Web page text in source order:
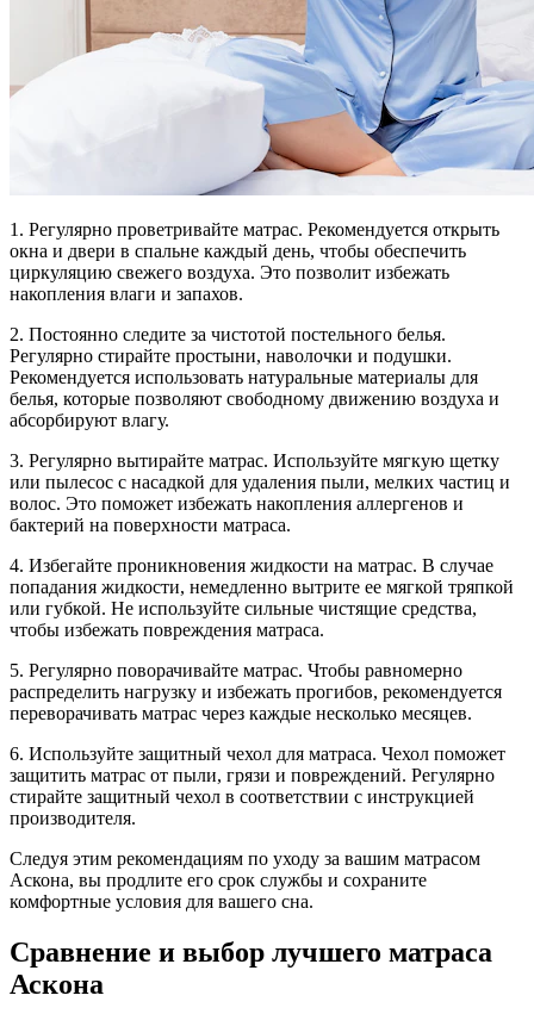
1. Регулярно проветривайте матрас. Рекомендуется открыть
окна и двери в спальне каждый день, чтобы обеспечить
циркуляцию свежего воздуха. Это позволит избежать
накопления влаги и запахов.
2. Постоянно следите за чистотой постельного белья.
Регулярно стирайте простыни, наволочки и подушки.
Рекомендуется использовать натуральные материалы для
белья, которые позволяют свободному движению воздуха и
абсорбируют влагу.
3. Регулярно вытирайте матрас. Используйте мягкую щетку
или пылесос с насадкой для удаления пыли, мелких частиц и
волос. Это поможет избежать накопления аллергенов и
бактерий на поверхности матраса.
4. Избегайте проникновения жидкости на матрас. В случае
попадания жидкости, немедленно вытрите ее мягкой тряпкой
или губкой. Не используйте сильные чистящие средства,
чтобы избежать повреждения матраса.
5. Регулярно поворачивайте матрас. Чтобы равномерно
распределить нагрузку и избежать прогибов, рекомендуется
переворачивать матрас через каждые несколько месяцев.
6. Используйте защитный чехол для матраса. Чехол поможет
защитить матрас от пыли, грязи и повреждений. Регулярно
стирайте защитный чехол в соответствии с инструкцией
производителя.
Следуя этим рекомендациям по уходу за вашим матрасом
Аскона, вы продлите его срок службы и сохраните
комфортные условия для вашего сна.
Сравнение и выбор лучшего матраса
Аскона